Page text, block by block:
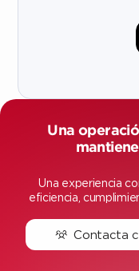
Una
Una experiencia
eficiencia,
Contacta